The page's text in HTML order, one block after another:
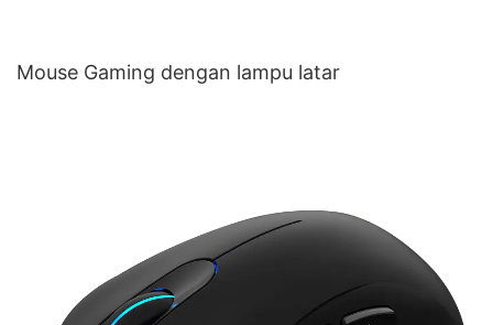
Mouse Gaming dengan lampu latar